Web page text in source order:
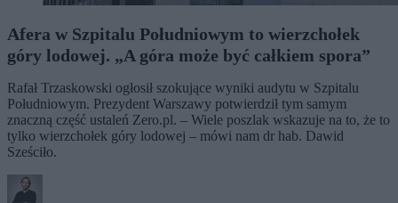
Afera w Szpitalu Południowym to wierzchołek
góry lodowej. „A góra może być całkiem spora”
Rafał Trzaskowski ogłosił szokujące wyniki audytu w Szpitalu
Południowym. Prezydent Warszawy potwierdził tym samym
znaczną część ustaleń Zero.pl. – Wiele poszlak wskazuje na to, że to
tylko wierzchołek góry lodowej – mówi nam dr hab. Dawid
Sześciło.